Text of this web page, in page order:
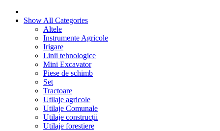
Show All Categories
Altele
Instrumente Agricole
Irigare
Linii tehnologice
Mini Excavator
Piese de schimb
Set
Tractoare
Utilaje agricole
Utilaje Comunale
Utilaje construcții
Utilaje forestiere